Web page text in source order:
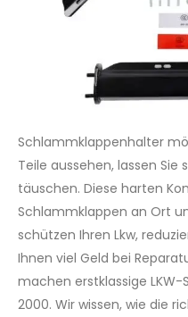
Schlammklappenhalter
Teile aussehen, lassen
täuschen. Diese harten
Schlammklappen an Ort
schützen Ihren Lkw,
Ihnen viel Geld bei
machen erstklassige
2000. Wir wissen, wie die